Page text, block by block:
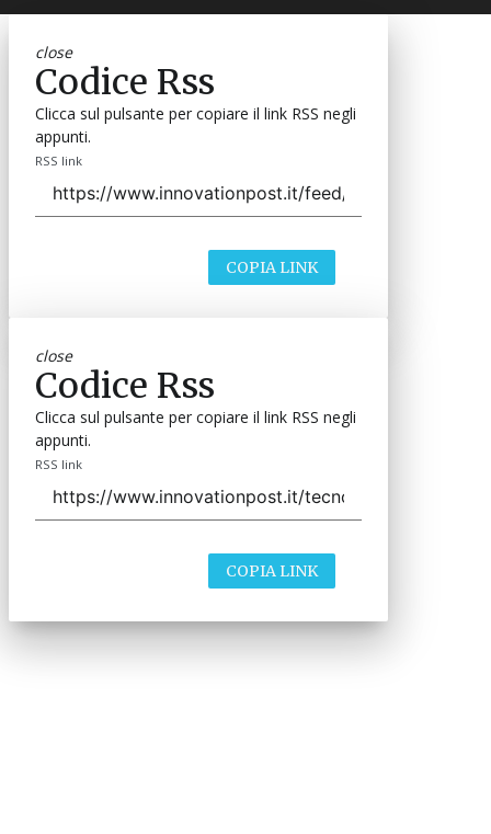
close
Codice Rss
Clicca sul pulsante per copiare il link RSS negli
appunti.
RSS link
COPIA LINK
close
Codice Rss
Clicca sul pulsante per copiare il link RSS negli
appunti.
RSS link
COPIA LINK